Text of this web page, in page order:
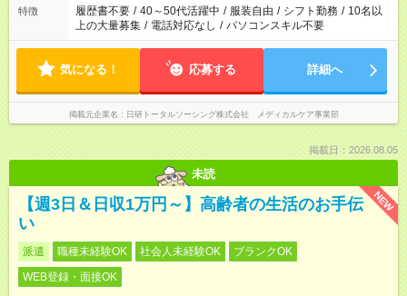
特徴 履歴書不要 / 40～50代活躍中 / 服装自由 / シフト勤務 / 10名以
上の大量募集 / 電話対応なし / パソコンスキル不要
気になる！ 応募する 詳細へ
掲載元企業名 日研トータルソーシング株式会社 メディカルケア事業部
掲載日：2026.08.05
未読
NEW
【週3日＆日収1万円～】高齢者の生活のお手伝
い
派遣 職種未経験OK 社会人未経験OK
ブランクOK
WEB登録・面接OK